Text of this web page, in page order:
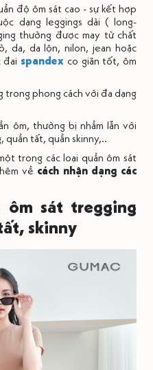
độ ôm sát cao - sự kết hợp
dạng leggings dài ( long-
thường được may từ chất
da, da lộn, nilon, jean hoặc
đai spandex co giãn tốt, ôm
trong phong cách với đa dạng
ôm, thường bị nhầm lẫn với
quần tất, quần skinny,..
trong các loại quần ôm sát
về cách nhận dạng các
ôm sát tregging
skinny